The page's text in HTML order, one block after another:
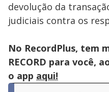
devolução da
judiciais contra os
No RecordPlus, tem
RECORD para você,
o app aqui!